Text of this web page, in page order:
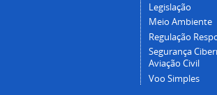
Legislação
Meio Ambiente
Regulação
Segurança
Aviação Civil
Voo Simples